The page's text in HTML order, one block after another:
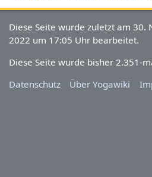
Diese Seite wurde zuletzt am 30.
2022 um 17:05 Uhr bearbeitet.
Diese Seite wurde bisher 2.351-
Datenschutz
Über Yogawiki